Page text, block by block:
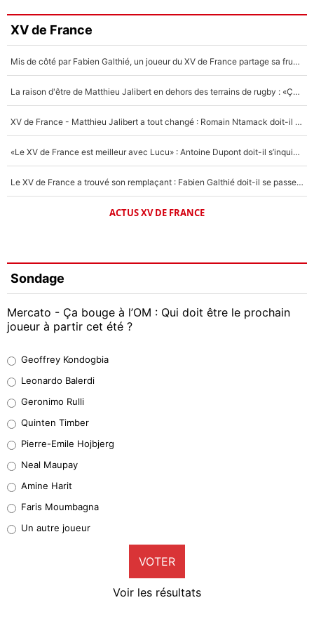
XV de France
Mis de côté par Fabien Galthié, un joueur du XV de France partage sa frustration : «ils ne me l’ont pas dit tout de suite»
La raison d'être de Matthieu Jalibert en dehors des terrains de rugby : «Ça m'atteint autant que si tu touches à un membre de ma famille»
XV de France - Matthieu Jalibert a tout changé : Romain Ntamack doit-il s’inquiéter pour sa place à un an de la Coupe du monde ?
«Le XV de France est meilleur avec Lucu» : Antoine Dupont doit-il s’inquiéter pour sa place ?
Le XV de France a trouvé son remplaçant : Fabien Galthié doit-il se passer d'Antoine Dupont ?
ACTUS XV DE FRANCE
Sondage
Mercato - Ça bouge à l’OM : Qui doit être le prochain
joueur à partir cet été ?
38%
32%
5%
1%
9%
Geoffrey Kondogbia
Leonardo Balerdi
Geronimo Rulli
Quinten Timber
Pierre-Emile Hojbjerg
Neal Maupay
Amine Harit
Faris Moumbagna
Un autre joueur
VOTER
Voir les résultats